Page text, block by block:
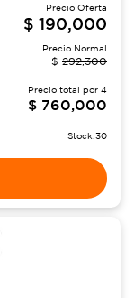
Precio Oferta
$ 190,000
Precio Normal
$ 292,300
Precio total por 4
$ 760,000
Stock:30